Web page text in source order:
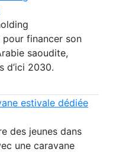
financer son
saoudite,
d’ici 2030.
estivale dédiée
des jeunes dans
une caravane